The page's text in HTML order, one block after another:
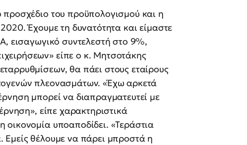
του προϋπολογισμού και η
Έχουμε τη δυνατότητα και είμαστε
εισαγωγικό συντελεστή στο 9%,
είπε ο κ. Μητσοτάκης
θα πάει στους εταίρους
πλεονασμάτων. «Έχω αρκετά
μπορεί να διαπραγματευτεί με
είπε χαρακτηριστικά
υποαποδίδει. «Τεράστια
Εμείς θέλουμε να πάρει μπροστά η